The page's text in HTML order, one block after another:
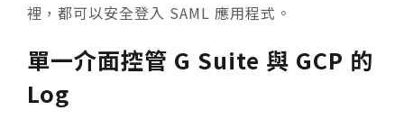
裡，都可以安全登入 SAML 應用程式。
單一介面控管 G Suite 與 GCP 的
Log